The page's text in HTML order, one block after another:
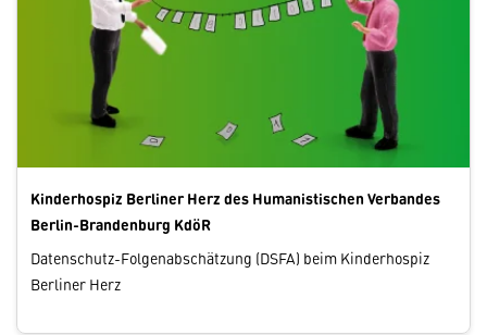
Kinderhospiz Berliner Herz des Humanistischen Verbandes
Berlin-Brandenburg KdöR
Datenschutz-Folgenabschätzung (DSFA) beim Kinderhospiz
Berliner Herz